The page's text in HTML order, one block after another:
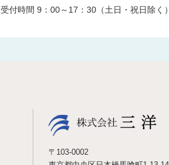
受付時間 9：00～17：30（土日・祝日除く）
〒103-0002